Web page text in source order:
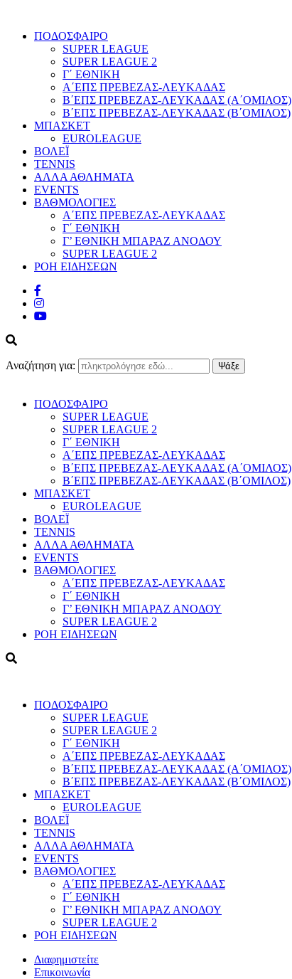
ΠΟΔΟΣΦΑΙΡΟ
SUPER LEAGUE
SUPER LEAGUE 2
Γ΄ ΕΘΝΙΚΗ
Α΄ΕΠΣ ΠΡΕΒΕΖΑΣ-ΛΕΥΚΑΔΑΣ
Β΄ΕΠΣ ΠΡΕΒΕΖΑΣ-ΛΕΥΚΑΔΑΣ (Α΄ΟΜΙΛΟΣ)
Β΄ΕΠΣ ΠΡΕΒΕΖΑΣ-ΛΕΥΚΑΔΑΣ (Β΄ΟΜΙΛΟΣ)
ΜΠΑΣΚΕΤ
EUROLEAGUE
ΒΟΛΕΪ
TENNIS
ΑΛΛΑ ΑΘΛΗΜΑΤΑ
EVENTS
ΒΑΘΜΟΛΟΓΙΕΣ
Α΄ΕΠΣ ΠΡΕΒΕΖΑΣ-ΛΕΥΚΑΔΑΣ
Γ΄ ΕΘΝΙΚΗ
Γ’ ΕΘΝΙΚΗ ΜΠΑΡΑΖ ΑΝΟΔΟΥ
SUPER LEAGUE 2
ΡΟΗ ΕΙΔΗΣΕΩΝ
Αναζήτηση για:
ΠΟΔΟΣΦΑΙΡΟ
SUPER LEAGUE
SUPER LEAGUE 2
Γ΄ ΕΘΝΙΚΗ
Α΄ΕΠΣ ΠΡΕΒΕΖΑΣ-ΛΕΥΚΑΔΑΣ
Β΄ΕΠΣ ΠΡΕΒΕΖΑΣ-ΛΕΥΚΑΔΑΣ (Α΄ΟΜΙΛΟΣ)
Β΄ΕΠΣ ΠΡΕΒΕΖΑΣ-ΛΕΥΚΑΔΑΣ (Β΄ΟΜΙΛΟΣ)
ΜΠΑΣΚΕΤ
EUROLEAGUE
ΒΟΛΕΪ
TENNIS
ΑΛΛΑ ΑΘΛΗΜΑΤΑ
EVENTS
ΒΑΘΜΟΛΟΓΙΕΣ
Α΄ΕΠΣ ΠΡΕΒΕΖΑΣ-ΛΕΥΚΑΔΑΣ
Γ΄ ΕΘΝΙΚΗ
Γ’ ΕΘΝΙΚΗ ΜΠΑΡΑΖ ΑΝΟΔΟΥ
SUPER LEAGUE 2
ΡΟΗ ΕΙΔΗΣΕΩΝ
ΠΟΔΟΣΦΑΙΡΟ
SUPER LEAGUE
SUPER LEAGUE 2
Γ΄ ΕΘΝΙΚΗ
Α΄ΕΠΣ ΠΡΕΒΕΖΑΣ-ΛΕΥΚΑΔΑΣ
Β΄ΕΠΣ ΠΡΕΒΕΖΑΣ-ΛΕΥΚΑΔΑΣ (Α΄ΟΜΙΛΟΣ)
Β΄ΕΠΣ ΠΡΕΒΕΖΑΣ-ΛΕΥΚΑΔΑΣ (Β΄ΟΜΙΛΟΣ)
ΜΠΑΣΚΕΤ
EUROLEAGUE
ΒΟΛΕΪ
TENNIS
ΑΛΛΑ ΑΘΛΗΜΑΤΑ
EVENTS
ΒΑΘΜΟΛΟΓΙΕΣ
Α΄ΕΠΣ ΠΡΕΒΕΖΑΣ-ΛΕΥΚΑΔΑΣ
Γ΄ ΕΘΝΙΚΗ
Γ’ ΕΘΝΙΚΗ ΜΠΑΡΑΖ ΑΝΟΔΟΥ
SUPER LEAGUE 2
ΡΟΗ ΕΙΔΗΣΕΩΝ
Διαφημιστείτε
Επικοινωνία